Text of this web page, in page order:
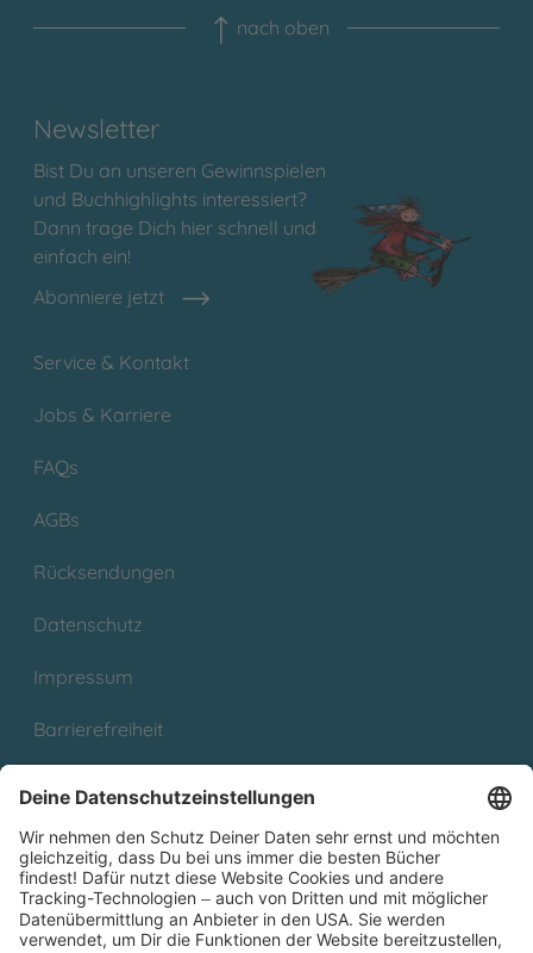
nach oben
Newsletter
Bist Du an unseren Gewinnspielen
und Buchhighlights interessiert?
Dann trage Dich hier schnell und
einfach ein!
Abonniere jetzt
Service & Kontakt
Jobs & Karriere
FAQs
AGBs
Rücksendungen
Datenschutz
Impressum
Barrierefreiheit
Partnerprogramm (Affiliate)
Folge uns auf